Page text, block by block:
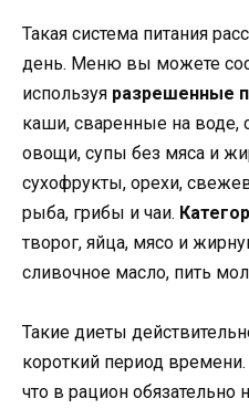
Такая система питания
день. Меню вы можете
используя разрешенные
каши, сваренные на
овощи, супы без мяса и
сухофрукты, орехи,
рыба, грибы и чаи.
творог, яйца, мясо и
сливочное масло, пить
Такие диеты
короткий период
что в рацион обязательно